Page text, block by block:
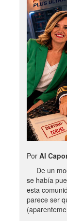
Por Al
De un
se había
esta
parece ser